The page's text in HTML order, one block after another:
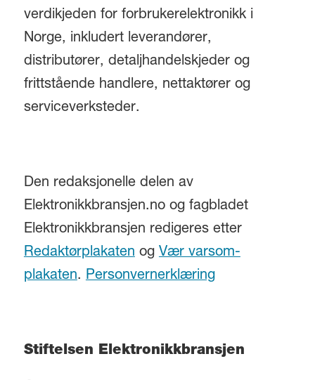
verdikjeden for forbrukerelektronikk i
Norge, inkludert leverandører,
distributører, detaljhandelskjeder og
frittstående handlere, nettaktører og
serviceverksteder.
Den redaksjonelle delen av
Elektronikkbransjen.no og fagbladet
Elektronikkbransjen redigeres etter
Redaktørplakaten og Vær varsom-
plakaten. Personvernerklæring
Stiftelsen Elektronikkbransjen